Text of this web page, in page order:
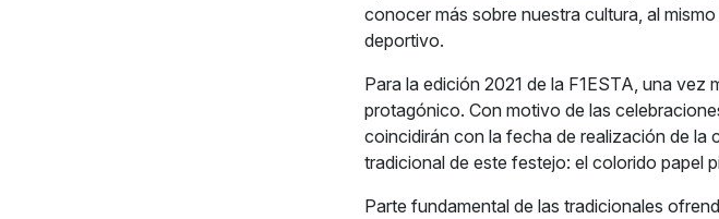
conocer más sobre nuestra cultura, al
deportivo.
Para la edición 2021 de la F1ESTA, una vez
protagónico. Con motivo de las
coincidirán con la fecha de realización de la
tradicional de este festejo: el colorido papel
Parte fundamental de las tradicionales